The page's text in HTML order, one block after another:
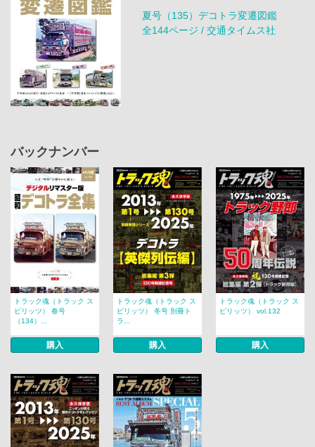
夏号（135）デコトラ変遷図鑑
全144ページ / 交通タイムス社
バックナンバー
トラック魂（トラック ス
ピリッツ） 春号
（134）...
購入
トラック魂（トラック ス
ピリッツ） 冬号 別冊ト
ラ...
購入
トラック魂（トラック ス
ピリッツ） vol.132
購入